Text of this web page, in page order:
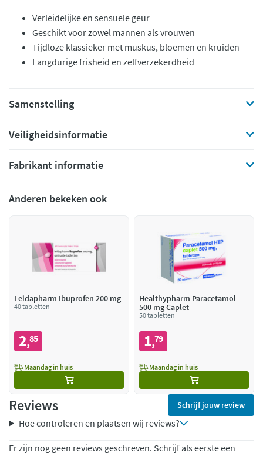
Verleidelijke en sensuele geur
Geschikt voor zowel mannen als vrouwen
Tijdloze klassieker met muskus, bloemen en kruiden
Langdurige frisheid en zelfverzekerdheid
Samenstelling
Veiligheidsinformatie
Fabrikant informatie
Anderen bekeken ook
Leidapharm Ibuprofen 200 mg
40 tabletten
2,85
Maandag in huis
Healthypharm Paracetamol
500 mg Caplet
50 tabletten
1,79
Maandag in huis
Reviews Schrijf jouw review
Hoe controleren en plaatsen wij reviews?
Er zijn nog geen reviews geschreven. Schrijf als eerste een